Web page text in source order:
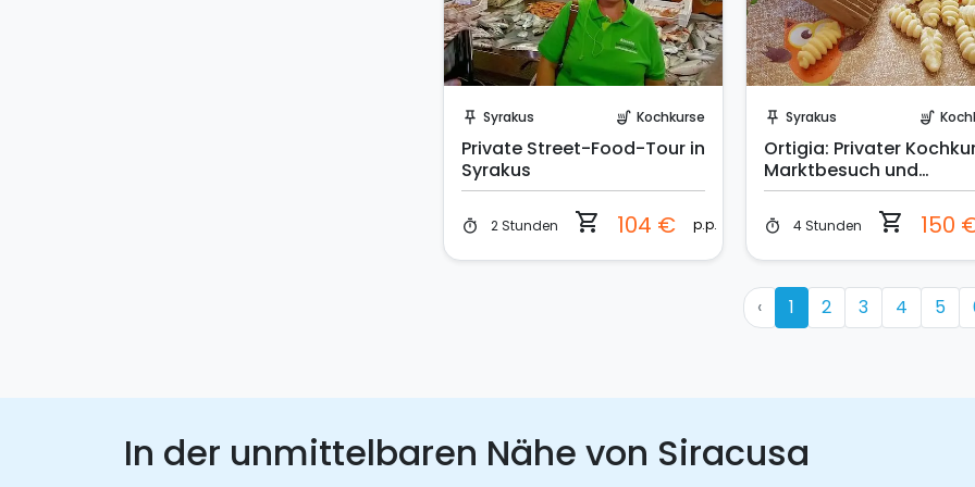
push_pin Syrakus soup_kitchen Kochkurse
Private Street-Food-Tour in
Syrakus
timer 2 Stunden shopping_cart 104 € p.p.
push_pin Syrakus soup_kitchen
Ortigia: Privater
Marktbesuch und
Mittagessen
timer 4 Stunden shopping_cart 150
‹ 1 2 3 4 5
In der unmittelbaren Nähe von Siracusa